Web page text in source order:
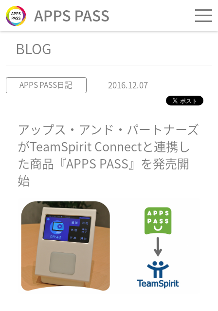
BLOG
APPS PASS日記 2016.12.07
アップス・アンド・パートナーズ
がTeamSpirit Connectと連携し
た商品『APPS PASS』を発売開
始